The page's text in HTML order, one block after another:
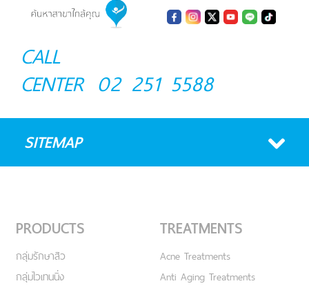
CALL
CENTER 02 251 5588
SITEMAP
PRODUCTS
กลุ่มรักษาสิว
กลุ่มไวเทนนิ่ง
TREATMENTS
Acne Treatments
Anti Aging Treatments